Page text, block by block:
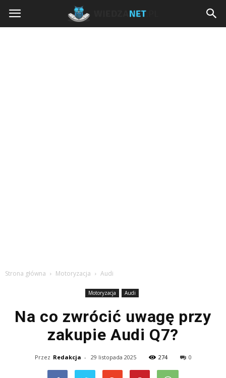
Wiedzanet.pl
Strona główna Motoryzacja Audi
Motoryzacja Audi
Na co zwrócić uwagę przy
zakupie Audi Q7?
Przez Redakcja - 29 listopada 2025 274 0